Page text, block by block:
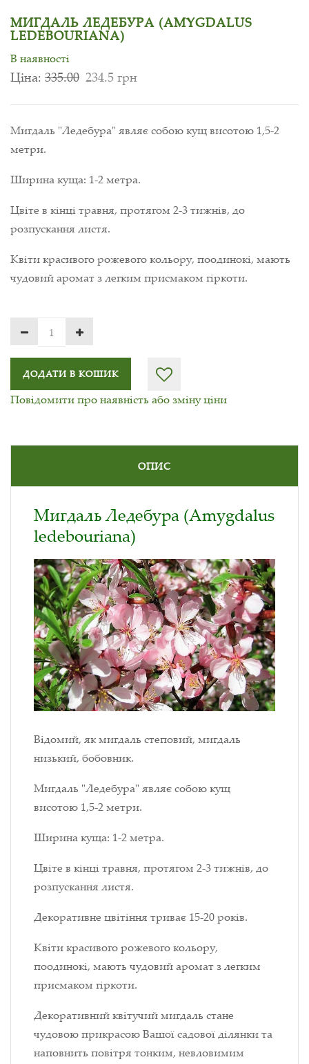
МИГДАЛЬ ЛЕДЕБУРА (AMYGDALUS
LEDEBOURIANA)
В наявності
Ціна: 335.00 234.5 грн
Мигдаль "Ледебура" являє собою кущ висотою 1,5-2
метри.
Ширина куща: 1-2 метра.
Цвіте в кінці травня, протягом 2-3 тижнів, до
розпускання листя.
Квіти красивого рожевого кольору, поодинокі, мають
чудовий аромат з легким присмаком гіркоти.
ДОДАТИ В КОШИК
Повідомити про наявність або зміну ціни
ОПИС
Мигдаль Ледебура (Amygdalus
ledebouriana)
Відомий, як мигдаль степовий, мигдаль
низький, бобовник.
Мигдаль "Ледебура" являє собою кущ
висотою 1,5-2 метри.
Ширина куща: 1-2 метра.
Цвіте в кінці травня, протягом 2-3 тижнів, до
розпускання листя.
Декоративне цвітіння триває 15-20 років.
Квіти красивого рожевого кольору,
поодинокі, мають чудовий аромат з легким
присмаком гіркоти.
Декоративний квітучий мигдаль стане
чудовою прикрасою Вашої садової ділянки та
наповнить повітря тонким, невловимим